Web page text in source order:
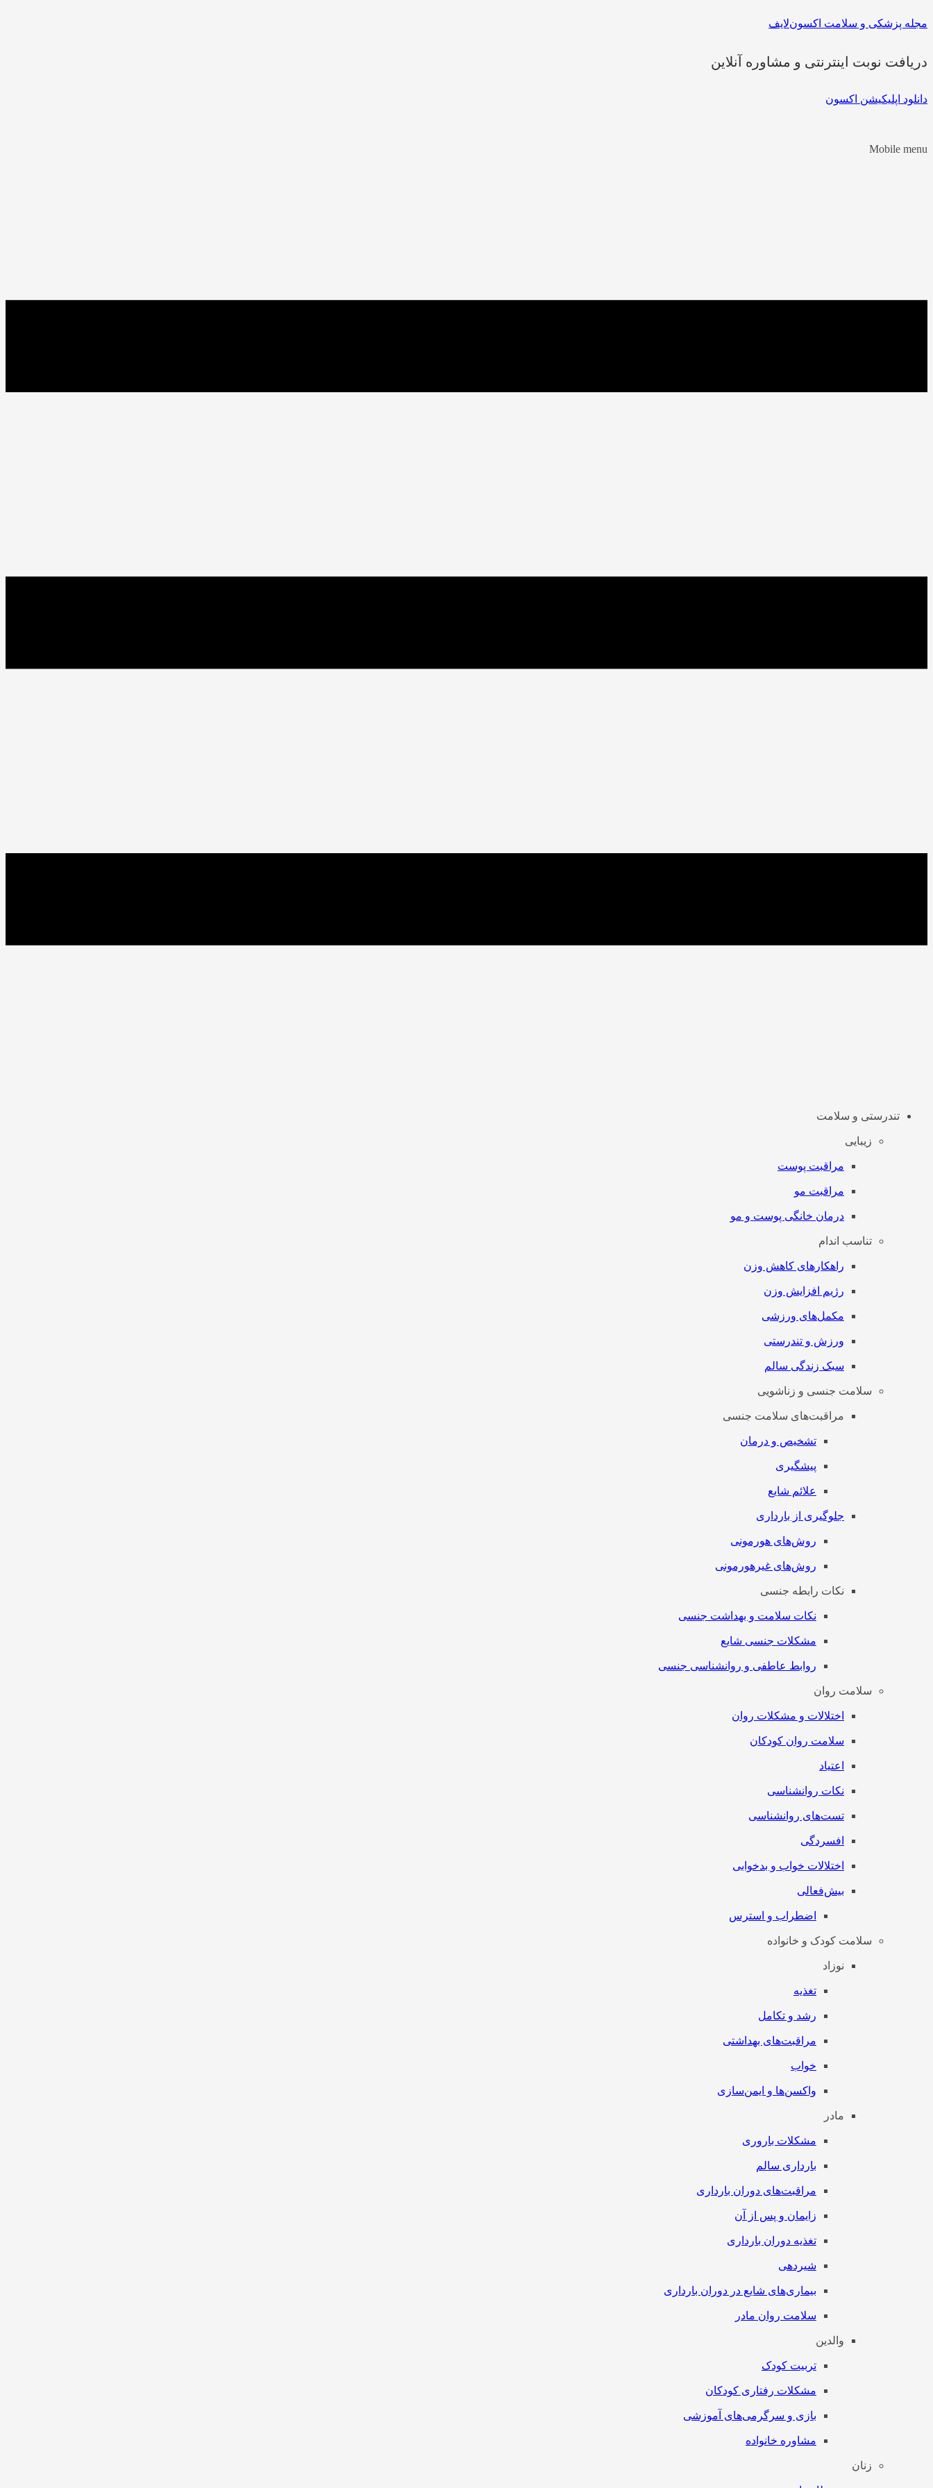
مجله پزشکی و سلامت اکسون‌لایف
دریافت نوبت اینترنتی و مشاوره آنلاین
دانلود اپلیکیشن اکسون
Mobile menu
تندرستی و سلامت
زیبایی
مراقبت پوست
مراقبت مو
درمان خانگی پوست و مو
تناسب اندام
راهکارهای کاهش وزن
رژیم افزایش وزن
مکمل‌های ورزشی
ورزش و تندرستی
سبک زندگی سالم
سلامت جنسی و زناشویی
مراقبت‌های سلامت جنسی
تشخیص و درمان
پیشگیری
علائم شایع
جلوگیری از بارداری
روش‌های هورمونی
روش‌های غیرهورمونی
نکات رابطه جنسی
نکات سلامت و بهداشت جنسی
مشکلات جنسی شایع
روابط عاطفی و روانشناسی جنسی
سلامت روان
اختلالات و مشکلات روان
سلامت روان کودکان
اعتیاد
نکات روانشناسی
تست‌های روانشناسی
افسردگی
اختلالات خواب و بدخوابی
بیش‌فعالی
اضطراب و استرس
سلامت کودک و خانواده
نوزاد
تغذیه
رشد و تکامل
مراقبت‌های بهداشتی
خواب
واکسن‌ها و ایمن‌سازی
مادر
مشکلات باروری
بارداری سالم
مراقبت‌های دوران بارداری
زایمان و پس از آن
تغذیه دوران بارداری
شیردهی
بیماری‌های شایع در دوران بارداری
سلامت روان مادر
والدین
تربیت کودک
مشکلات رفتاری کودکان
بازی و سرگرمی‌های آموزشی
مشاوره خانواده
زنان